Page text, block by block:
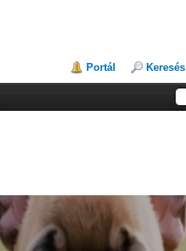
Portál Keresés